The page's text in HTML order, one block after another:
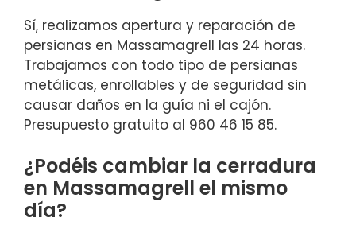
Sí, realizamos apertura y reparación de
persianas en Massamagrell las 24 horas.
Trabajamos con todo tipo de persianas
metálicas, enrollables y de seguridad sin
causar daños en la guía ni el cajón.
Presupuesto gratuito al 960 46 15 85.
¿Podéis cambiar la cerradura
en Massamagrell el mismo
día?